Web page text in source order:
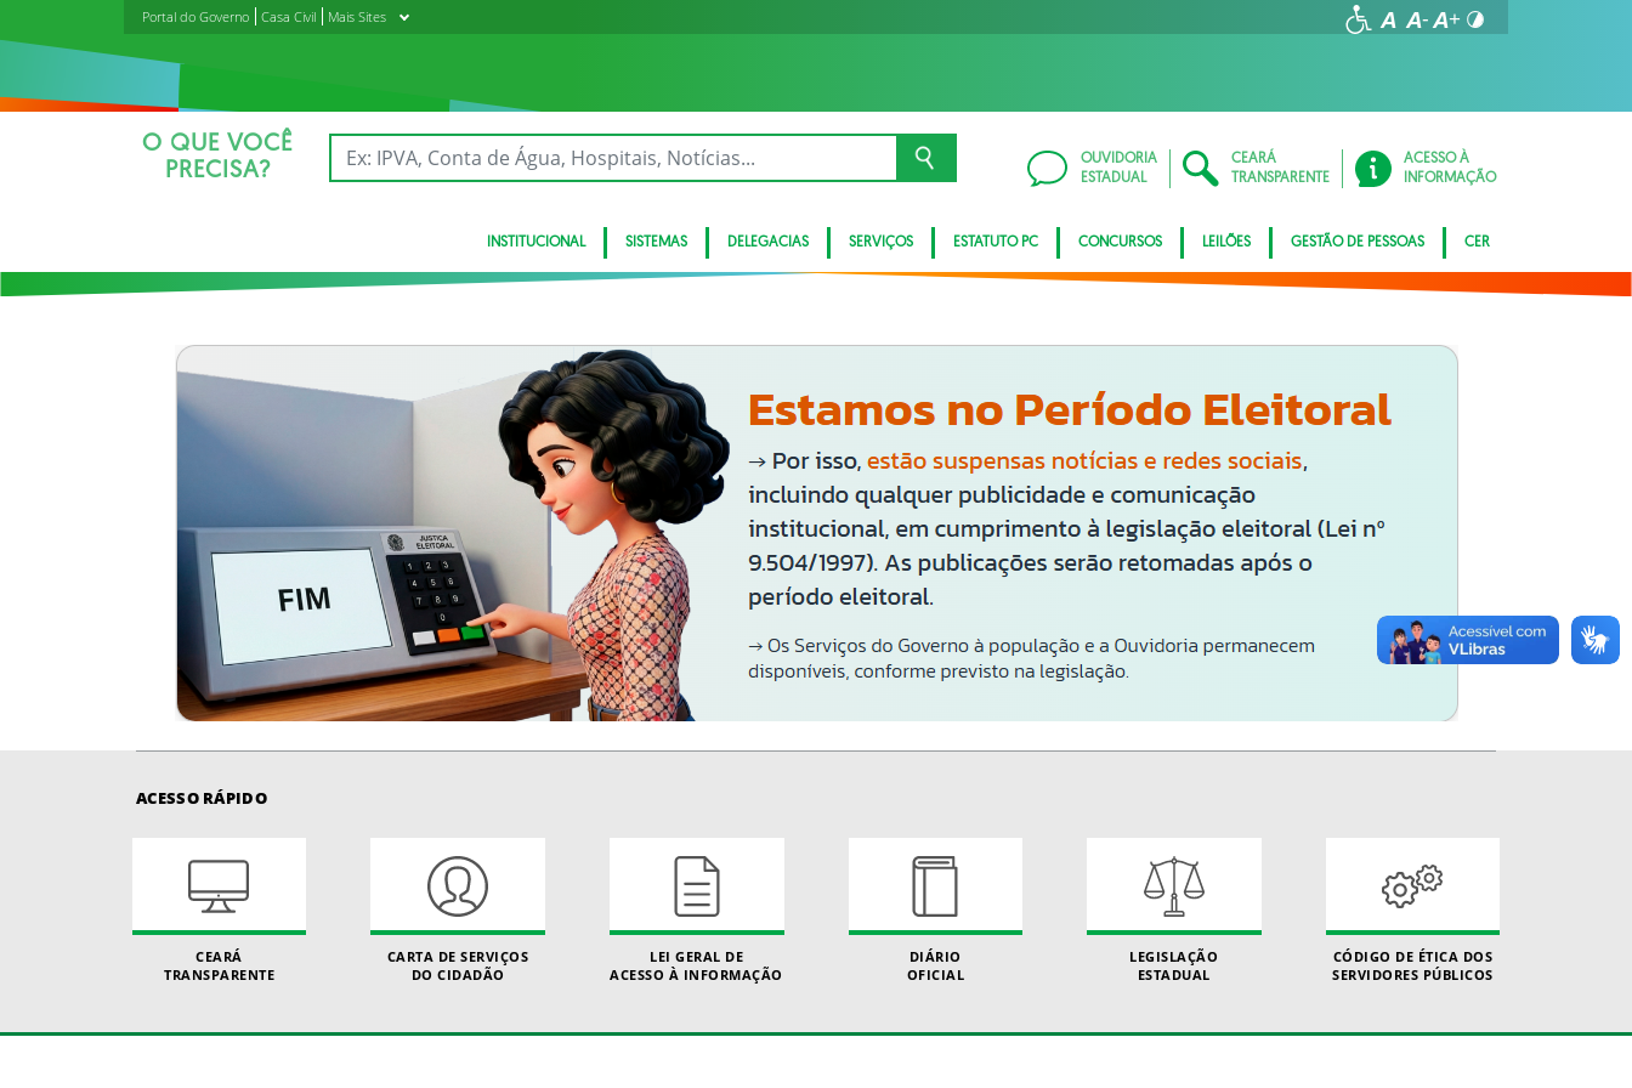
Portal do Governo Casa Civil Mais Sites
O QUE VOCÊ
PRECISA?
OUVIDORIA
ESTADUAL
CEARÁ
TRANSPARENTE
ACESSO À
INFORMAÇÃO
INSTITUCIONAL SISTEMAS DELEGACIAS SERVIÇOS ESTATUTO PC CONCURSOS LEILÕES GESTÃO DE PESSOAS CER
ACESSO RÁPIDO
CEARÁ
TRANSPARENTE
CARTA DE SERVIÇOS
DO CIDADÃO
LEI GERAL DE
ACESSO À INFORMAÇÃO
DIÁRIO
OFICIAL
LEGISLAÇÃO
ESTADUAL
CÓDIGO DE ÉTICA DOS
SERVIDORES PÚBLICOS